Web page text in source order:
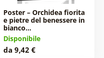
Poster – Orchidea fiorita
e pietre del benessere in
bianco…
Disponibile
da 9,42 €